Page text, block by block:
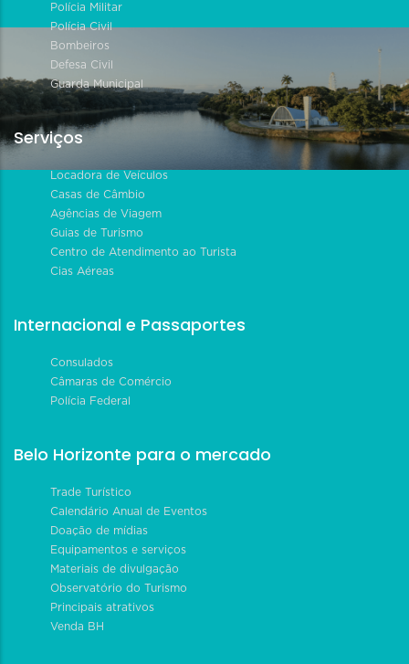
Polícia Militar
Polícia Civil
Bombeiros
Defesa Civil
Guarda Municipal
Serviços
Locadora de Veículos
Casas de Câmbio
Agências de Viagem
Guias de Turismo
Centro de Atendimento ao Turista
Cias Aéreas
Internacional e Passaportes
Consulados
Câmaras de Comércio
Polícia Federal
Belo Horizonte para o mercado
Trade Turístico
Calendário Anual de Eventos
Doação de mídias
Equipamentos e serviços
Materiais de divulgação
Observatório do Turismo
Principais atrativos
Venda BH